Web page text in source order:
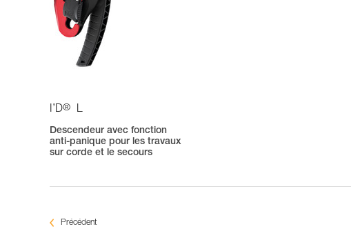
I’D® L
Descendeur avec fonction
anti-panique pour les travaux
sur corde et le secours
Précédent